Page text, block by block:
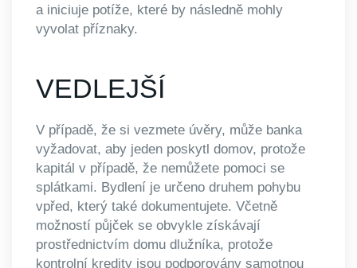
a iniciuje potíže, které by následně mohly
vyvolat příznaky.
VEDLEJŠÍ
V případě, že si vezmete úvěry, může banka
vyžadovat, aby jeden poskytl domov, protože
kapitál v případě, že nemůžete pomoci se
splátkami. Bydlení je určeno druhem pohybu
vpřed, který také dokumentujete. Včetně
možností půjček se obvykle získávají
prostřednictvím domu dlužníka, protože
kontrolní kredity jsou podporovány samotnou